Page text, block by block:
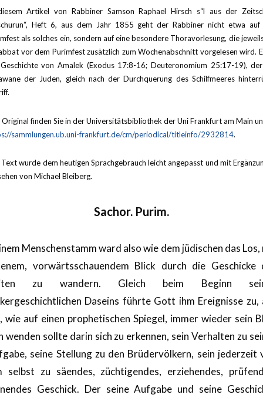
Artikel von Rabbiner Samson Raphael Hirsch s“l aus der
Heft 6, aus dem Jahr 1855 geht der Rabbiner nicht etwa auf
als solches ein, sondern auf eine besondere Thoravorlesung, die
vor dem Purimfest zusätzlich zum Wochenabschnitt vorgelesen wird.
von Amalek (Exodus 17:8-16; Deuteronomium 25:17-19),
der Juden, gleich nach der Durchquerung des Schilfmeeres
Original finden Sie in der Universitätsbibliothek der Uni Frankfurt am Main
sammlungen.ub.uni-frankfurt.de/cm/periodical/titleinfo/2932814.
wurde dem heutigen Sprachgebrauch leicht angepasst und mit
von Michael Bleiberg.
Sachor. Purim.
Menschenstamm ward also wie dem jüdischen das
vorwärtsschauendem Blick durch die Geschicke
zu wandern. Gleich beim Beginn
Daseins führte Gott ihm Ereignisse zu,
wie auf einen prophetischen Spiegel, immer wieder sein
wenden sollte darin sich zu erkennen, sein Verhalten zu
seine Stellung zu den Brüdervölkern, sein jederzeit
selbst zu säendes, züchtigendes, erziehendes,
Geschick. Der seine Aufgabe und seine